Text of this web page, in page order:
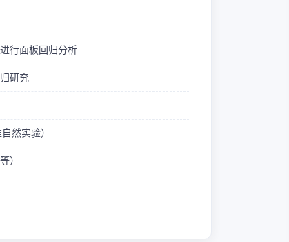
行面板回归分析
研究
然实验）
）